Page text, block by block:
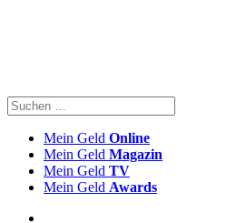
Mein Geld Online
Mein Geld Magazin
Mein Geld TV
Mein Geld Awards